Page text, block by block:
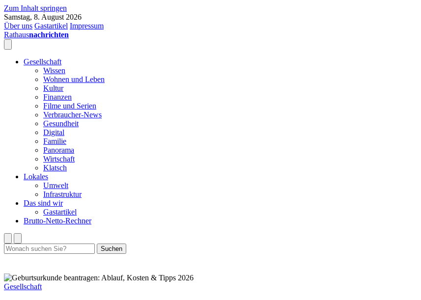
Zum Inhalt springen
Samstag, 8. August 2026
Über uns Gastartikel Impressum
Rathausnachrichten
Gesellschaft
Wissen
Wohnen und Leben
Kultur
Finanzen
Filme und Serien
Verbraucher-News
Gesundheit
Digital
Familie
Panorama
Wirtschaft
Klatsch
Lokales
Umwelt
Infrastruktur
Das sind wir
Gastartikel
Brutto-Netto-Rechner
Suchen
nach:
Suchen
Gesellschaft